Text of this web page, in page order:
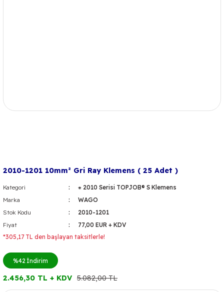
2010-1201 10mm² Gri Ray Klemens ( 25 Adet )
Kategori
⁕ 2010 Serisi TOPJOB® S Klemens
Marka
WAGO
Stok Kodu
2010-1201
Fiyat
77,00 EUR + KDV
*305,17 TL den başlayan taksitlerle!
%42 İndirim
2.456,30 TL + KDV 5.082,00 TL